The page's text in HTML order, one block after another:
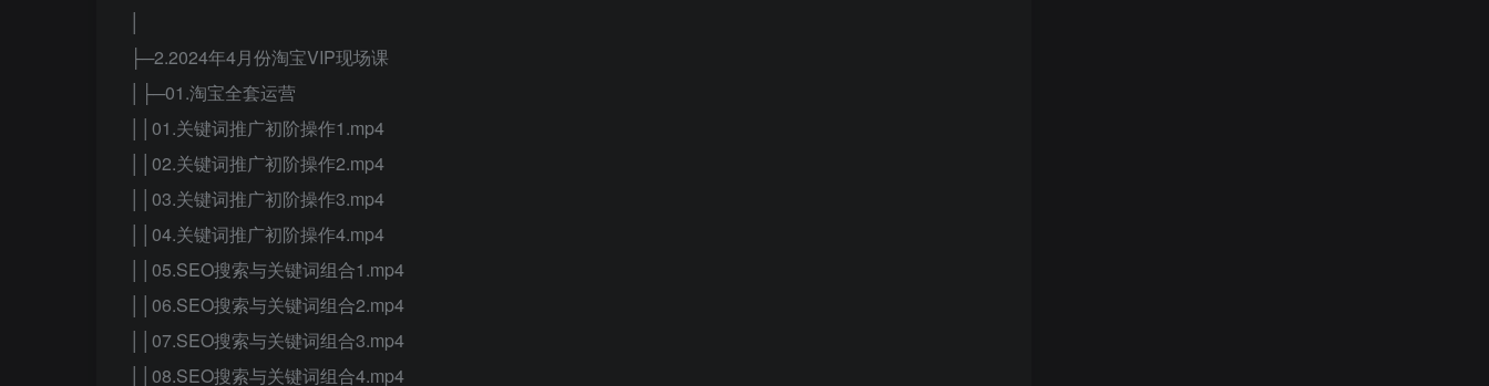
├─2.2024年4月份淘宝VIP现场课
│├─01.淘宝全套运营
││01.关键词推广初阶操作1.mp4
││02.关键词推广初阶操作2.mp4
││03.关键词推广初阶操作3.mp4
││04.关键词推广初阶操作4.mp4
││05.SEO搜索与关键词组合1.mp4
││06.SEO搜索与关键词组合2.mp4
││07.SEO搜索与关键词组合3.mp4
││08.SEO搜索与关键词组合4.mp4